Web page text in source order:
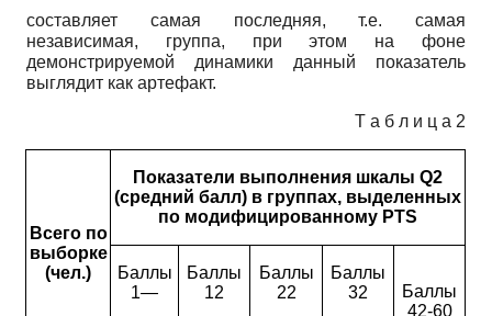
составляет самая последняя, т.е. самая
независимая, группа, при этом на фоне
демонстрируемой динамики данный показатель
выглядит как артефакт.
Т а б л и ц а 2
Всего по
выборке
(чел.)
Показатели выполнения шкалы Q2
(средний балл) в группах, выделенных
по модифицированному PTS
Баллы
1—
Баллы
12­
Баллы
22­
Баллы
32­
Баллы
42-60